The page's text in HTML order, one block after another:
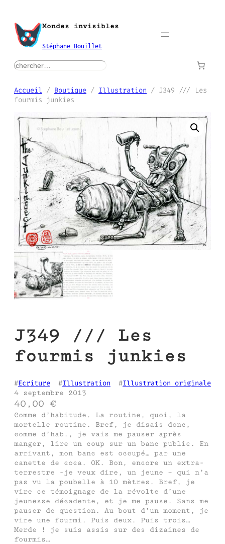
contenu
Mondes invisibles
Stéphane Bouillet
rechercher
Accueil / Boutique / Illustration / J349 /// Les
fourmis junkies
J349 /// Les
fourmis junkies
#Ecriture
  #
Illustration
  #
Illustration originale
4 septembre 2013
40,00 €
Comme d’habitude. La routine, quoi, la
mortelle routine. Bref, je disais donc,
comme d’hab., je vais me pauser après
manger, lire un coup sur un banc public. En
arrivant, mon banc est occupé… par une
canette de coca. OK. Bon, encore un extra-
terrestre -je veux dire, un jeune – qui n’a
pas vu la poubelle à 10 mètres. Bref, je
vire ce témoignage de la révolte d’une
jeunesse décadente, et je me pause. Sans me
pauser de question. Au bout d’un moment, je
vire une fourmi. Puis deux. Puis trois…
Merde ! je suis assis sur des dizaines de
fourmis…